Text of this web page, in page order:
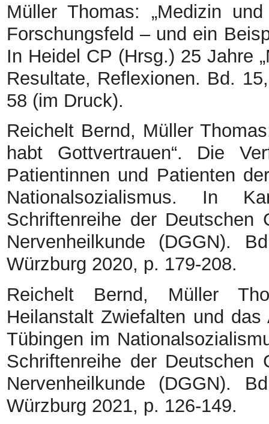
Müller Thomas: „Medizin
Forschungsfeld – und ein
In Heidel CP (Hrsg.) 25 Jahre
Resultate, Reflexionen. Bd.
58 (im Druck).
Reichelt Bernd, Müller
habt Gottvertrauen“. Die
Patientinnen und Patienten
Nationalsozialismus. In
Schriftenreihe der
Nervenheilkunde (DGGN).
Würzburg 2020, p. 179-208.
Reichelt Bernd, Müller
Heilanstalt Zwiefalten und
Tübingen im
Schriftenreihe der
Nervenheilkunde (DGGN).
Würzburg 2021, p. 126-149.